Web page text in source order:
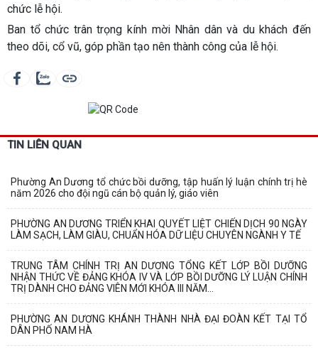
chức lễ hội.
Ban tổ chức trân trọng kính mời Nhân dân và du khách đến
theo dõi, cổ vũ, góp phần tạo nên thành công của lễ hội.
TIN LIÊN QUAN
Phường An Dương tổ chức bồi dưỡng, tập huấn lý luận chính trị hè
năm 2026 cho đội ngũ cán bộ quản lý, giáo viên
PHƯỜNG AN DƯƠNG TRIỂN KHAI QUYẾT LIỆT CHIẾN DỊCH 90 NGÀY
LÀM SẠCH, LÀM GIÀU, CHUẨN HÓA DỮ LIỆU CHUYÊN NGÀNH Y TẾ
TRUNG TÂM CHÍNH TRỊ AN DƯƠNG TỔNG KẾT LỚP BỒI DƯỠNG
NHẬN THỨC VỀ ĐẢNG KHÓA IV VÀ LỚP BỒI DƯỠNG LÝ LUẬN CHÍNH
TRỊ DÀNH CHO ĐẢNG VIÊN MỚI KHÓA III NĂM...
PHƯỜNG AN DƯƠNG KHÁNH THÀNH NHÀ ĐẠI ĐOÀN KẾT TẠI TỔ
DÂN PHỐ NAM HÀ